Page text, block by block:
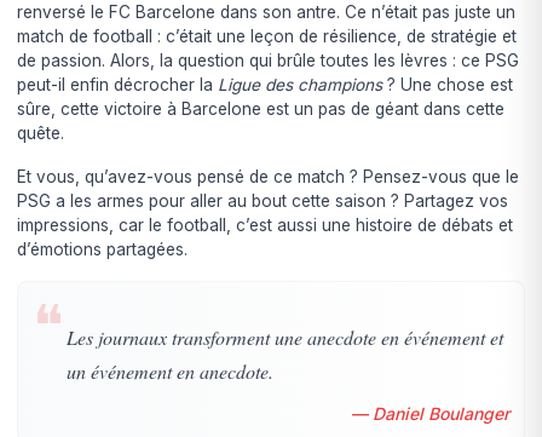
renversé le FC Barcelone dans son antre. Ce n’était pas juste un
match de football : c’était une leçon de résilience, de stratégie et
de passion. Alors, la question qui brûle toutes les lèvres : ce PSG
peut-il enfin décrocher la Ligue des champions? Une chose est
sûre, cette victoire à Barcelone est un pas de géant dans cette
quête.
Et vous, qu’avez-vous pensé de ce match ? Pensez-vous que le
PSG a les armes pour aller au bout cette saison ? Partagez vos
impressions, car le football, c’est aussi une histoire de débats et
d’émotions partagées.
❝ Les journaux transforment une anecdote en événement et
un événement en anecdote.
— Daniel Boulanger